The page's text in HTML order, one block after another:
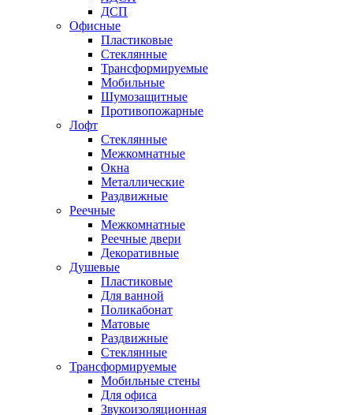
ДСП
Офисные
Пластиковые
Стеклянные
Трансформируемые
Мобильные
Шумозащитные
Противопожарные
Лофт
Стеклянные
Межкомнатные
Окна
Металлические
Раздвижные
Реечные
Межкомнатные
Реечные двери
Декоративные
Душевые
Пластиковые
Для ванной
Поликабонат
Матовые
Раздвижные
Стеклянные
Трансформируемые
Мобильные стены
Для офиса
Звукоизоляционная